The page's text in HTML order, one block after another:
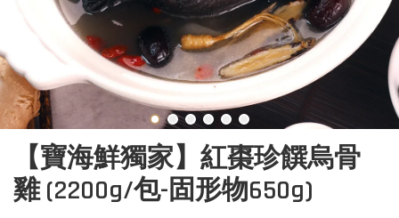
【寶海鮮獨家】紅棗珍饌烏骨
雞 (2200g/包-固形物650g)